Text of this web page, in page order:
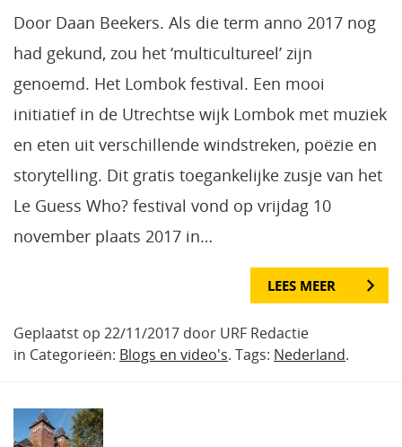
Door Daan Beekers. Als die term anno 2017 nog
had gekund, zou het ‘multicultureel’ zijn
genoemd. Het Lombok festival. Een mooi
initiatief in de Utrechtse wijk Lombok met muziek
en eten uit verschillende windstreken, poëzie en
storytelling. Dit gratis toegankelijke zusje van het
Le Guess Who? festival vond op vrijdag 10
november plaats 2017 in…
LEES MEER
Geplaatst op 22/11/2017 door URF Redactie
in Categorieën: Blogs en video's. Tags: Nederland.